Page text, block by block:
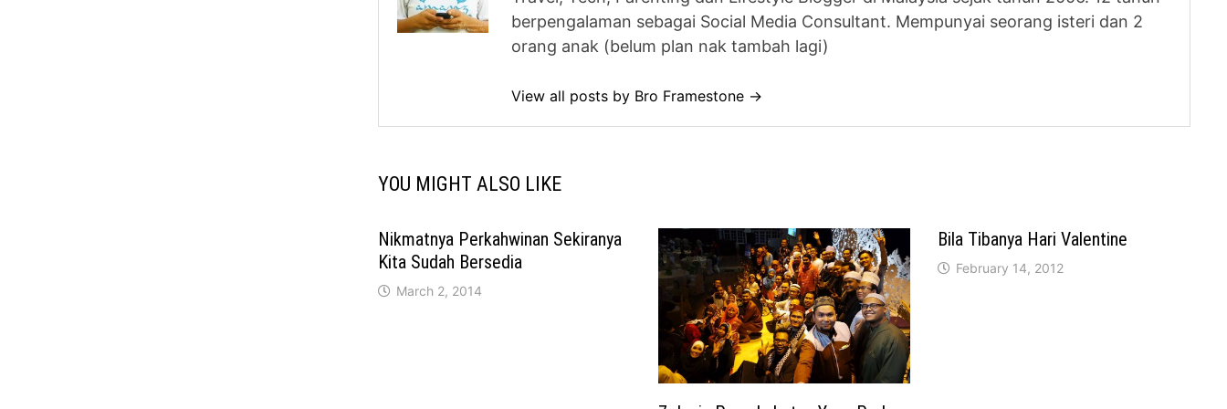
berpengalaman sebagai Social Media Consultant. Mempunyai seorang isteri dan 2
orang anak (belum plan nak tambah lagi)
View all posts by Bro Framestone →
YOU MIGHT ALSO LIKE
Nikmatnya Perkahwinan Sekiranya
Kita Sudah Bersedia
March 2, 2014
Bila Tibanya Hari Valentine
February 14, 2012